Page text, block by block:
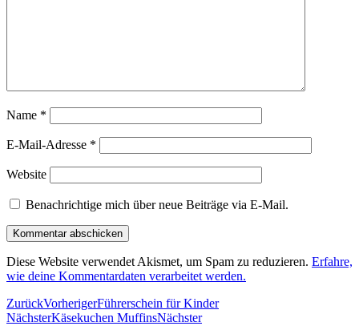
Name *
E-Mail-Adresse *
Website
Benachrichtige mich über neue Beiträge via E-Mail.
Diese Website verwendet Akismet, um Spam zu reduzieren. Erfahre,
wie deine Kommentardaten verarbeitet werden.
ZurückVorherigerFührerschein für Kinder
NächsterKäsekuchen MuffinsNächster